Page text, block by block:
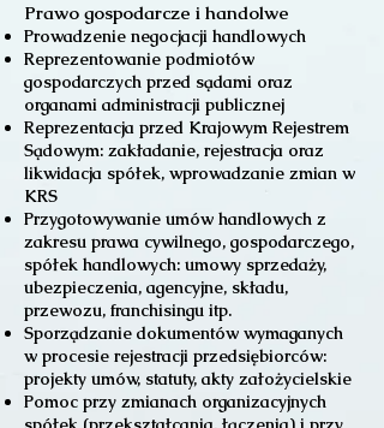
Prawo gospodarcze i handolwe
Prowadzenie negocjacji handlowych
Reprezentowanie podmiotów
gospodarczych przed sądami oraz
organami administracji publicznej
Reprezentacja przed Krajowym Rejestrem
Sądowym: zakładanie, rejestracja oraz
likwidacja spółek, wprowadzanie zmian w
KRS
Przygotowywanie umów handlowych z
zakresu prawa cywilnego, gospodarczego,
spółek handlowych: umowy sprzedaży,
ubezpieczenia, agencyjne, składu,
przewozu, franchisingu itp.
Sporządzanie dokumentów wymaganych
w procesie rejestracji przedsiębiorców:
projekty umów, statuty, akty założycielskie
Pomoc przy zmianach organizacyjnych